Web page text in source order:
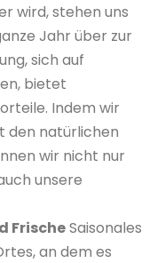
wird, stehen uns
Jahr über zur
sich auf
bietet
Indem wir
den natürlichen
wir nicht nur
unsere
FrischeSaisonales
an dem es